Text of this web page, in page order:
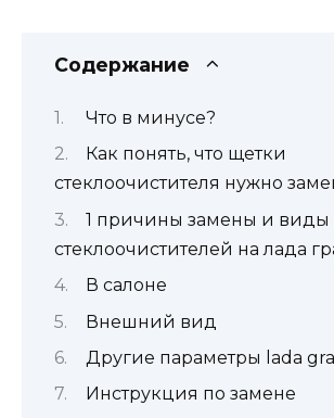
Содержание
Что в минусе?
Как понять, что щетки
стеклоочистителя нужно
1 причины замены и виды
стеклоочистителей на лада
В салоне
Внешний вид
Другие параметры lada
Инструкция по замене